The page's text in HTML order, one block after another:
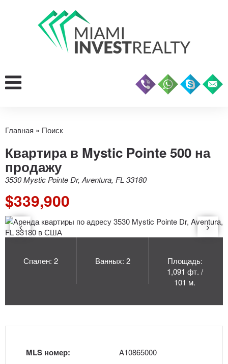
Главная » Поиск
Квартира в Mystic Pointe 500 на
продажу
3530 Mystic Pointe Dr, Aventura, FL 33180
$339,900
Спален: 2 Ванных: 2
Площадь:
1,091 фт. /
101 м.
MLS номер:
A10865000